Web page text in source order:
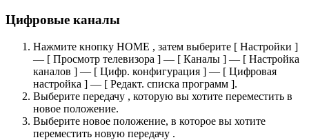
Цифровые каналы
Нажмите кнопку HOME , затем выберите [ Настройки ]
— [ Просмотр телевизора ] — [ Каналы ] — [ Настройка
каналов ] — [ Цифр. конфигурация ] — [ Цифровая
настройка ] — [ Редакт. списка программ ].
Выберите передачу , которую вы хотите переместить в
новое положение.
Выберите новое положение, в которое вы хотите
переместить новую передачу .